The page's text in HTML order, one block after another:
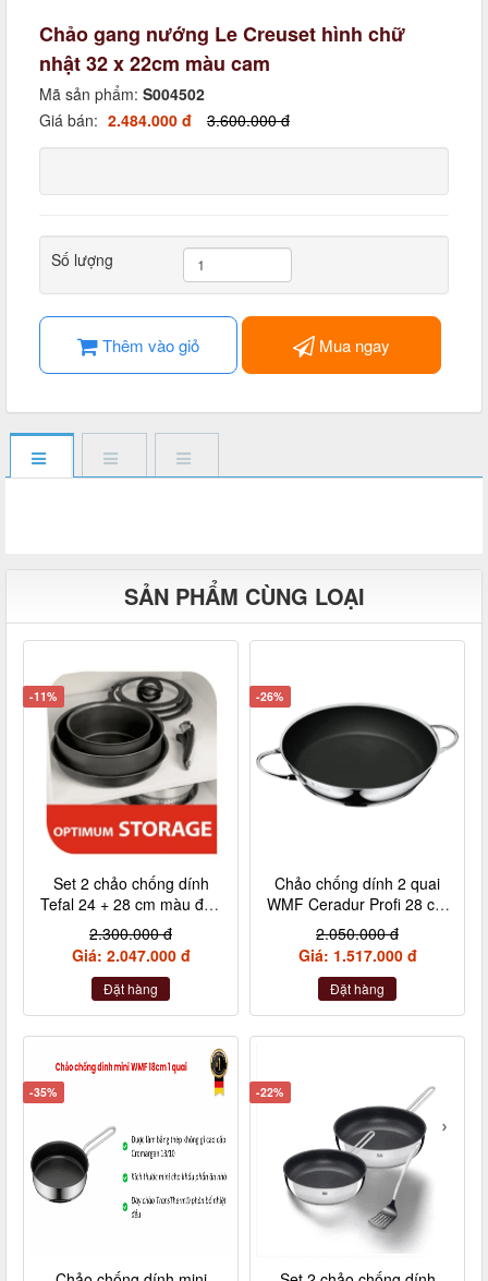
Chảo gang nướng Le Creuset hình chữ
nhật 32 x 22cm màu cam
Mã sản phẩm: S004502
Giá bán: 2.484.000 đ 3.600.000 đ
Số lượng
Thêm vào giỏ Mua ngay
SẢN PHẨM CÙNG LOẠI
-11%
Set 2 chảo chống dính
Tefal 24 + 28 cm màu đen
cán rời L6509205
2.300.000 đ
Giá: 2.047.000 đ
Đặt hàng
-26%
Chảo chống dính 2 quai
WMF Ceradur Profi 28 cm
nội địa Đức
2.050.000 đ
Giá: 1.517.000 đ
Đặt hàng
-35% -22%